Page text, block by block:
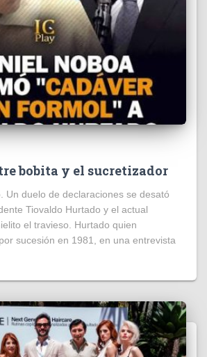
bobita y el sucretizador
Un duelo de declaraciones se desató
Tiovaldo Hurtado y el actual
el travieso. Hurtado quien
sucesión en 1981, en una entrevista